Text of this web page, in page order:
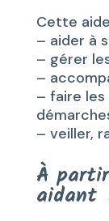
Cette
– aider à
– gérer
–
– faire les
– veiller,
À
aidant